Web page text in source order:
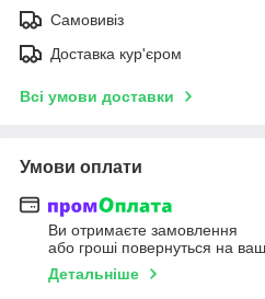
Самовивіз
Доставка кур'єром
Всі умови доставки
Умови оплати
Ви отримаєте замовлення
або гроші повернуться на
Детальніше